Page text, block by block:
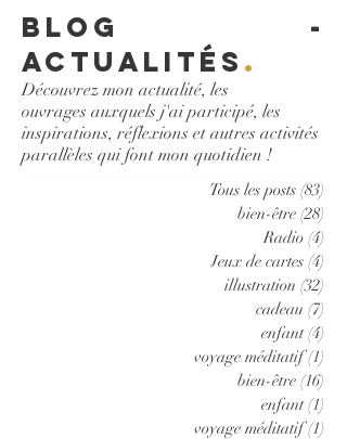
Blog -
Actualités .
Découvrez mon actualité, les
ouvrages auxquels j'ai participé, les
inspirations, réflexions et autres activités
parallèles qui font mon quotidien !
Tous les posts (83)
bien-être (28)
Radio (4)
Jeux de cartes (4)
illustration (32)
cadeau (7)
enfant (4)
voyage méditatif (1)
bien-être (16)
enfant (1)
voyage méditatif (1)